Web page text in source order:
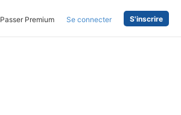
Passer Premium Se connecter S'inscrire